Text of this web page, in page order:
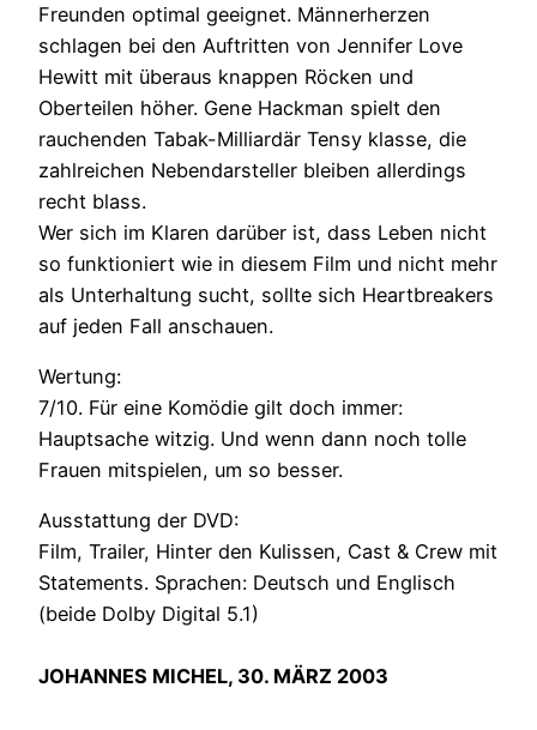
Freunden optimal geeignet. Männerherzen
schlagen bei den Auftritten von Jennifer Love
Hewitt mit überaus knappen Röcken und
Oberteilen höher. Gene Hackman spielt den
rauchenden Tabak-Milliardär Tensy klasse, die
zahlreichen Nebendarsteller bleiben allerdings
recht blass.
Wer sich im Klaren darüber ist, dass Leben nicht
so funktioniert wie in diesem Film und nicht mehr
als Unterhaltung sucht, sollte sich Heartbreakers
auf jeden Fall anschauen.
Wertung:
7/10. Für eine Komödie gilt doch immer:
Hauptsache witzig. Und wenn dann noch tolle
Frauen mitspielen, um so besser.
Ausstattung der DVD:
Film, Trailer, Hinter den Kulissen, Cast & Crew mit
Statements. Sprachen: Deutsch und Englisch
(beide Dolby Digital 5.1)
JOHANNES MICHEL, 30. MÄRZ 2003